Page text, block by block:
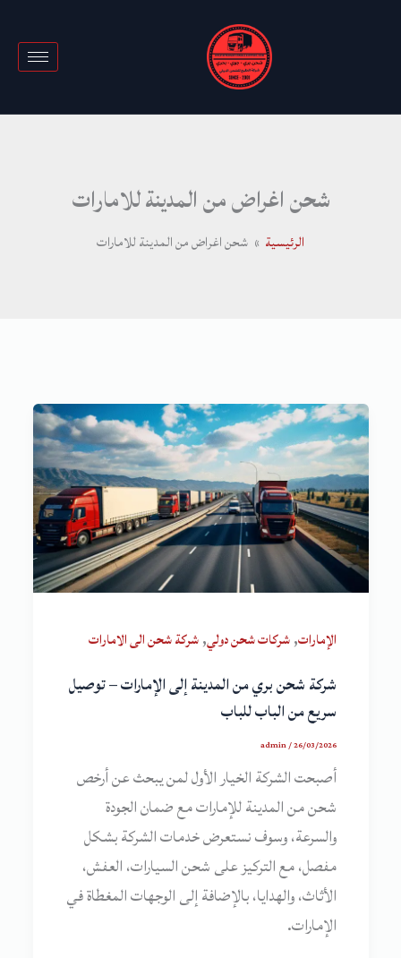
شحن اغراض من المدينة للامارات
الرئيسية شحن اغراض من المدينة للامارات
الإمارات,شركات شحن دولي,شركة شحن الى الامارات
شركة شحن بري من المدينة إلى الإمارات – توصيل
سريع من الباب للباب
admin/26/03/2026
أصبحت الشركة الخيار الأول لمن يبحث عن أرخص
شحن من المدينة للإمارات مع ضمان الجودة
والسرعة، وسوف نستعرض خدمات الشركة بشكل
مفصل، مع التركيز على شحن السيارات، العفش،
الأثاث، والهدايا، بالإضافة إلى الوجهات المغطاة في
الإمارات.